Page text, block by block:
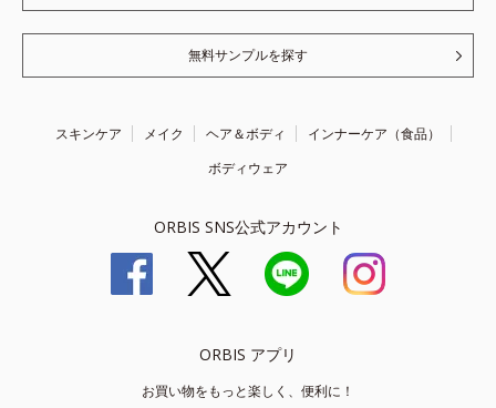
無料サンプルを探す
スキンケア メイク ヘア＆ボディ
インナーケア（食品）
ボディウェア
ORBIS SNS公式アカウント
ORBIS アプリ
お買い物をもっと楽しく、便利に！